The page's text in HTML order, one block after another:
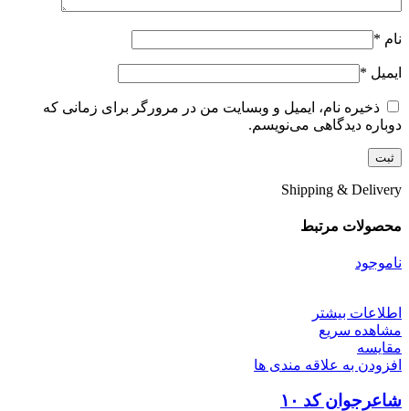
نام *
ایمیل *
ذخیره نام، ایمیل و وبسایت من در مرورگر برای زمانی که
دوباره دیدگاهی می‌نویسم.
Shipping & Delivery
محصولات مرتبط
ناموجود
اطلاعات بیشتر
مشاهده سریع
مقایسه
افزودن به علاقه مندی ها
شاعرجوان کد ۱۰